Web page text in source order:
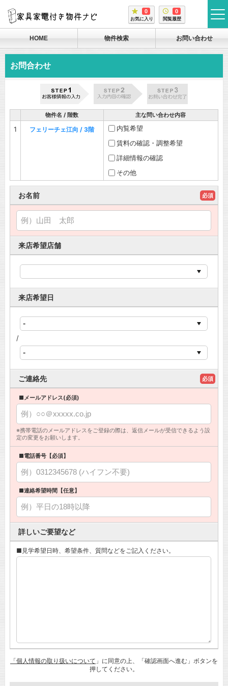
0
お気に入り
0
閲覧履歴
HOME 物件検索 お問い合わせ
お問合わせ
物件名 / 階数 主な問い合わせ内容
1 フェリーチェ江向 / 3階
内覧希望
賃料の確認・調整希望
詳細情報の確認
その他
お名前 必須
来店希望店舗
来店希望日
/
ご連絡先 必須
■メールアドレス(必須)
※携帯電話のメールアドレスをご登録の際は、返信メールが受信できるよう設
定の変更をお願いします。
■電話番号【必須】
■連絡希望時間【任意】
詳しいご要望など
■見学希望日時、希望条件、質問などをご記入ください。
「個人情報の取り扱いについて 」に同意の上、「確認画面へ進む」ボタンを
押してください。